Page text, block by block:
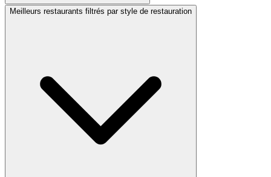
Meilleurs restaurants filtrés par style de restauration